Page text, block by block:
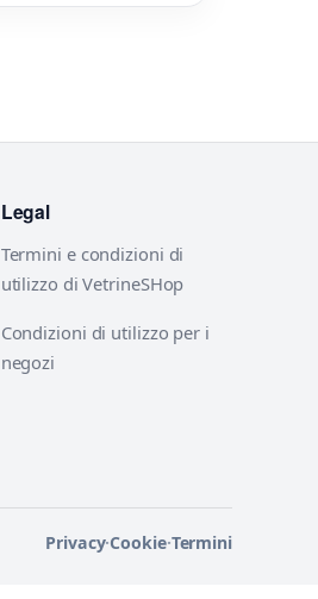
Legal
Termini e condizioni di
utilizzo di VetrineSHop
Condizioni di utilizzo per i
negozi
Privacy·Cookie·Termini